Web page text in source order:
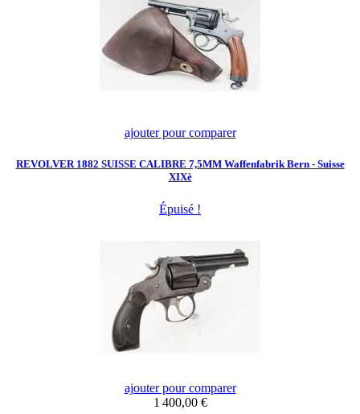
ajouter pour comparer
REVOLVER 1882 SUISSE CALIBRE 7,5MM Waffenfabrik Bern - Suisse
XIXè
Épuisé !
ajouter pour comparer
Prix
1 400,00 €